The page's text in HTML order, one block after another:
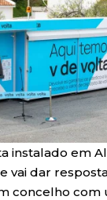
instalado em
vai dar
concelho com